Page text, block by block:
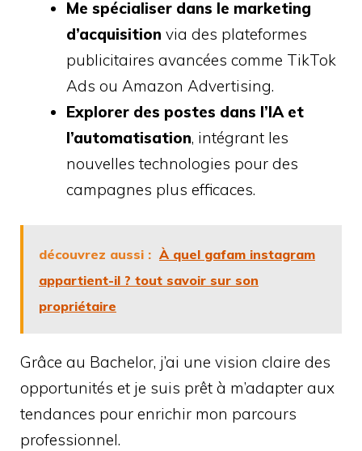
Me spécialiser dans le marketing
d’acquisition via des plateformes
publicitaires avancées comme TikTok
Ads ou Amazon Advertising.
Explorer des postes dans l’IA et
l’automatisation, intégrant les
nouvelles technologies pour des
campagnes plus efficaces.
découvrez aussi : À quel gafam instagram
appartient-il ? tout savoir sur son
propriétaire
Grâce au Bachelor, j’ai une vision claire des
opportunités et je suis prêt à m’adapter aux
tendances pour enrichir mon parcours
professionnel.